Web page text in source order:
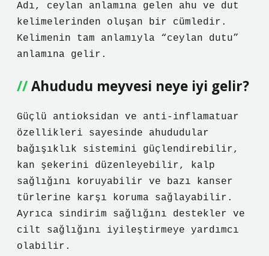
Adı, ceylan anlamına gelen ahu ve dut
kelimelerinden oluşan bir cümledir.
Kelimenin tam anlamıyla “ceylan dutu”
anlamına gelir.
Ahududu meyvesi neye iyi gelir?
Güçlü antioksidan ve anti-inflamatuar
özellikleri sayesinde ahududular
bağışıklık sistemini güçlendirebilir,
kan şekerini düzenleyebilir, kalp
sağlığını koruyabilir ve bazı kanser
türlerine karşı koruma sağlayabilir.
Ayrıca sindirim sağlığını destekler ve
cilt sağlığını iyileştirmeye yardımcı
olabilir.